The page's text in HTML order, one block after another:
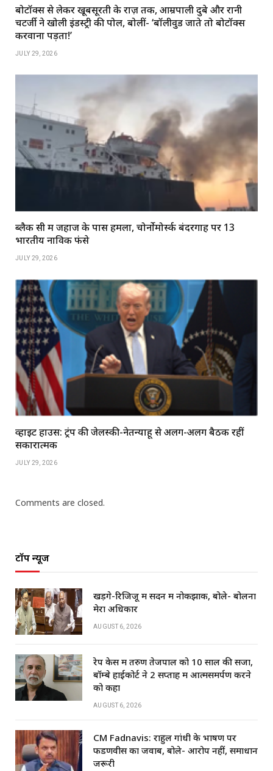
बोटॉक्स से लेकर खूबसूरती के राज़ तक, आम्रपाली दुबे और रानी
चटर्जी ने खोली इंडस्ट्री की पोल, बोलीं- ‘बॉलीवुड जाते तो बोटॉक्स
करवाना पड़ता!’
JULY 29, 2026
ब्लैक सी में जहाज के पास हमला, चोर्नोमोर्स्क बंदरगाह पर 13
भारतीय नाविक फंसे
JULY 29, 2026
व्हाइट हाउस: ट्रंप की जेलेंस्की-नेतन्याहू से अलग-अलग बैठकें रहीं
सकारात्मक
JULY 29, 2026
Comments are closed.
टॉप न्यूज
खड़गे-रिजिजू में सदन में नोकझोंक, बोले- बोलना
मेरा अधिकार
AUGUST 6, 2026
रेप केस में तरुण तेजपाल को 10 साल की सजा,
बॉम्बे हाईकोर्ट ने 2 सप्ताह में आत्मसमर्पण करने
को कहा
AUGUST 6, 2026
CM Fadnavis: राहुल गांधी के भाषण पर
फडणवीस का जवाब, बोले- आरोप नहीं, समाधान
जरूरी